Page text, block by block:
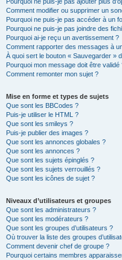
Comment modifier ou supprimer un
Pourquoi ne puis-je pas accéder à un
Pourquoi ne puis-je pas joindre des
Pourquoi ai-je reçu un avertissement ?
Comment rapporter des messages à
À quoi sert le bouton « Sauvegarder »
Pourquoi mon message doit être validé
Comment remonter mon sujet ?
Mise en forme et types de sujets
Que sont les BBCodes ?
Puis-je utiliser le HTML ?
Que sont les smileys ?
Puis-je publier des images ?
Que sont les annonces globales ?
Que sont les annonces ?
Que sont les sujets épinglés ?
Que sont les sujets verrouillés ?
Que sont les icônes de sujet ?
Niveaux d’utilisateurs et groupes
Que sont les administrateurs ?
Que sont les modérateurs ?
Que sont les groupes d’utilisateurs ?
Où trouver la liste des groupes
Comment devenir chef de groupe ?
Pourquoi certains membres